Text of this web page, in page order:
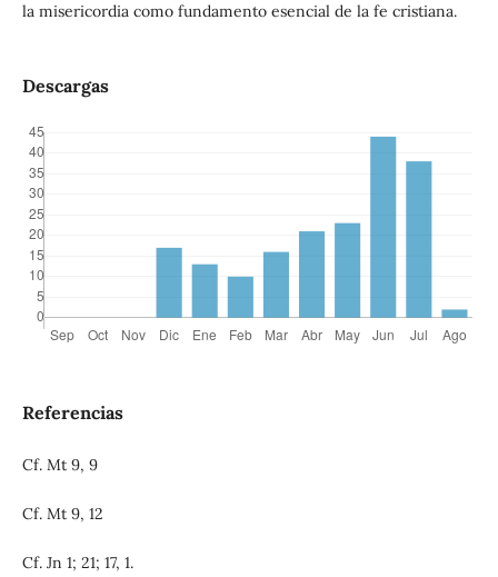
la misericordia como fundamento esencial de la fe cristiana.
Descargas
Referencias
Cf. Mt 9, 9
Cf. Mt 9, 12
Cf. Jn 1; 21; 17, 1.